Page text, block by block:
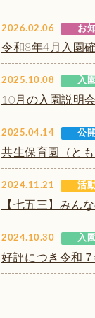
2026.02.06 お
令和8年4月入園
2025.10.08 入
10月の入園説明
2025.04.14 公
共生保育園（と
2024.11.21 活
【七五三】みん
2024.10.30 入
好評につき令和